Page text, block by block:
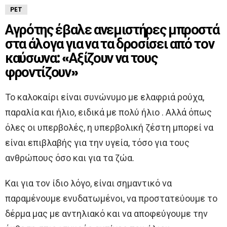
PET
Αγρότης έβαλε ανεμιστήρες μπροστά
στα άλογα για να τα δροσίσει από τον
καύσωνα: «Αξίζουν να τους
φροντίζουν»
Το καλοκαίρι είναι συνώνυμο με ελαφριά ρούχα,
παραλία και ήλιο, ειδικά με πολύ ήλιο . Αλλά όπως
όλες οι υπερβολές, η υπερβολική ζέστη μπορεί να
είναι επιβλαβής για την υγεία, τόσο για τους
ανθρώπους όσο και για τα ζώα.
Και για τον ίδιο λόγο, είναι σημαντικό να
παραμένουμε ενυδατωμένοι, να προστατεύουμε το
δέρμα μας με αντηλιακό και να αποφεύγουμε την